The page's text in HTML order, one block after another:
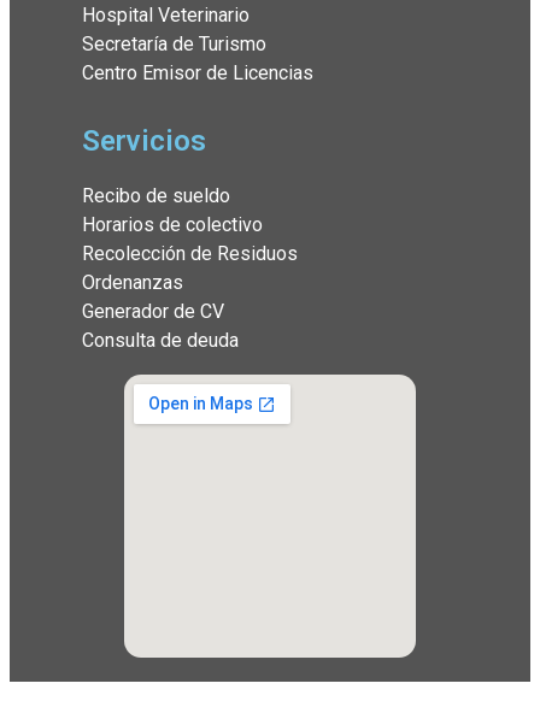
Hospital Veterinario
Secretaría de Turismo
Centro Emisor de Licencias
Servicios
Recibo de sueldo
Horarios de colectivo
Recolección de Residuos
Ordenanzas
Generador de CV
Consulta de deuda